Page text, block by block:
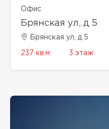
Офис
Брянская ул, д 5
Брянская ул, д 5
237 кв.м. 3 этаж